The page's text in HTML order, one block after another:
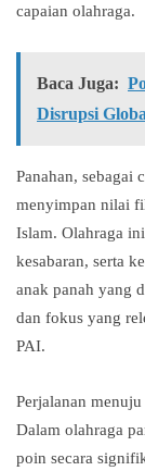
capaian olahraga.
Baca Juga:
Disrupsi
Panahan, sebagai
menyimpan nilai
Islam. Olahraga
kesabaran, serta
anak panah yang
dan fokus yang
PAI.
Perjalanan
Dalam olahraga
poin secara